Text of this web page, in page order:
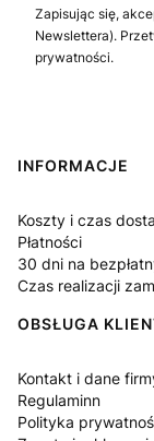
Zapisując się,
Newslettera).
prywatności.
Linki w
INFORMACJE
Koszty i czas
Płatności
30 dni na
Czas realizacji
OBSŁUGA
Kontakt i dane
Regulaminn
Polityka